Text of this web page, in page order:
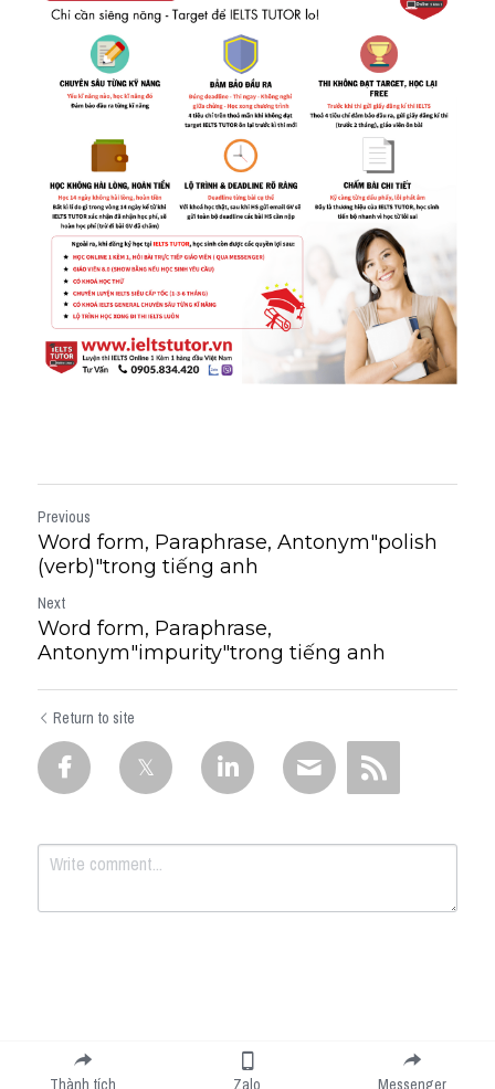
Previous
Word form, Paraphrase, Antonym"polish
(verb)"trong tiếng anh
Next
Word form, Paraphrase,
Antonym"impurity"trong tiếng anh
Return to site
Submit
Thành tích Zalo Messenger